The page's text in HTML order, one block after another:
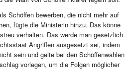
Schöffen bewerben, die nicht mehr auf
fügte die Ministerin hinzu. Das könne
verhalten. Das werde man gesetzlich
Angriffen ausgesetzt sei, indem
sein und gelte bei den Schöffenwahlen
vorlegen, um die Folgen möglicher